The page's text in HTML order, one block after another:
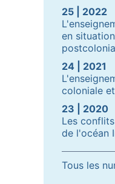
25 | 2022
en
24 | 2021
coloniale
23 | 2020
Les
de l'océan
Tous les